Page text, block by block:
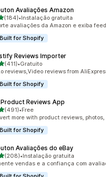
Avaliações Amazon
5 estrelas
(184)de avaliações
•Instalação gratuita
avaliações da Amazon e exiba
Built for Shopify
Reviews Importer
5 estrelas
(411)de avaliações
•Gratuito
reviews,Video reviews from
Built for Shopify
Reviews App
5 estrelas
(491)de avaliações
•Free
more with product reviews,
Built for Shopify
Avaliações do eBay
5 estrelas
(208)
total de avaliações
•Instalação gratuita
vendas e a confiança com